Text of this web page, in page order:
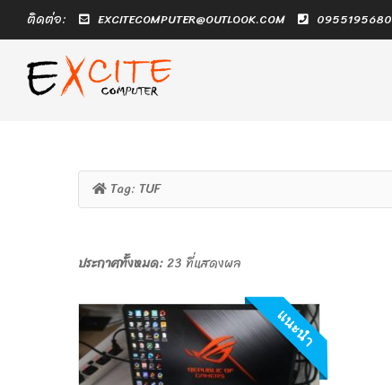
ติดต่อ: EXCITECOMPUTER@OUTLOOK.COM 0955195680
Tag: TUF
ประกาศทั้งหมด:23 ที่แสดงผล
แนะนำ